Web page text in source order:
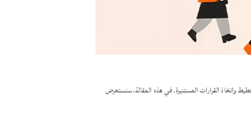
واتخاذ القرارات المستنيرة. في هذه المقالة، سنستعرض